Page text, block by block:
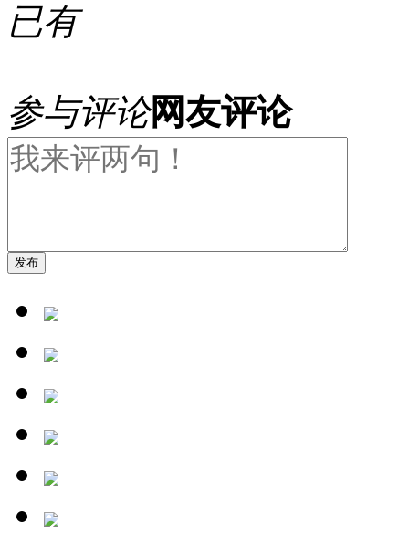
已有
参与评论网友评论